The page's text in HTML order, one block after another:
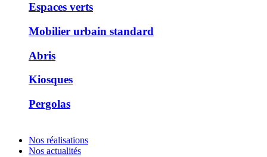
Espaces verts
Mobilier urbain standard
Abris
Kiosques
Pergolas
Nos réalisations
Nos actualités